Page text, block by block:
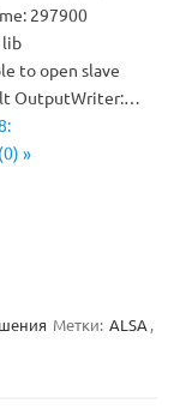
297900
lib
to open slave
OutputWriter:…
»
Метки: ALSA ,